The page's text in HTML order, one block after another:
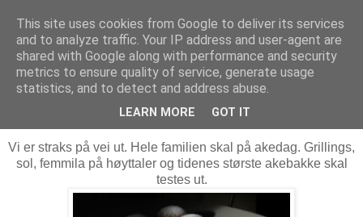
MARTHE EIDAHL
søndag 6. mars 2011
God fastelaven!
Vi er straks på vei ut. Hele familien skal på akedag. Grillings,
sol, femmila på høyttaler og tidenes største akebakke skal
testes ut.
This site uses cookies from Google to deliver its services
and to analyze traffic. Your IP address and user-agent are
shared with Google along with performance and security
metrics to ensure quality of service, generate usage
statistics, and to detect and address abuse.
LEARN MORE GOT IT